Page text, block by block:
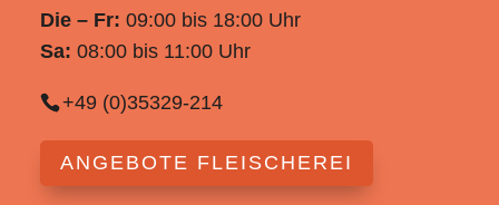
Die – Fr: 09:00 bis 18:00 Uhr
Sa: 08:00 bis 11:00 Uhr
+49 (0)35329-214
ANGEBOTE FLEISCHEREI